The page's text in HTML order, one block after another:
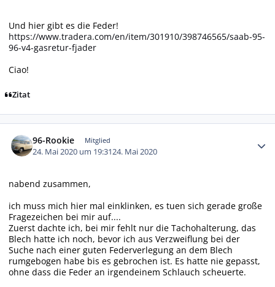
Und hier gibt es die Feder!
https://www.tradera.com/en/item/301910/398746565/saab-95-
96-v4-gasretur-fjader
Ciao!
Zitat
96-Rookie Mitglied
24. Mai 2020 um 19:3124. Mai 2020
nabend zusammen,
ich muss mich hier mal einklinken, es tuen sich gerade große
Fragezeichen bei mir auf....
Zuerst dachte ich, bei mir fehlt nur die Tachohalterung, das
Blech hatte ich noch, bevor ich aus Verzweiflung bei der
Suche nach einer guten Federverlegung an dem Blech
rumgebogen habe bis es gebrochen ist. Es hatte nie gepasst,
ohne dass die Feder an irgendeinem Schlauch scheuerte.